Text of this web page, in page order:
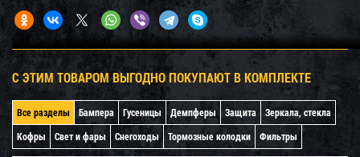
С ЭТИМ ТОВАРОМ ВЫГОДНО ПОКУПАЮТ В КОМПЛЕКТЕ
Все разделы Бампера Гусеницы Демпферы Защита
Зеркала, стекла
Кофры
Свет и фары Снегоходы Тормозные колодки Фильтры